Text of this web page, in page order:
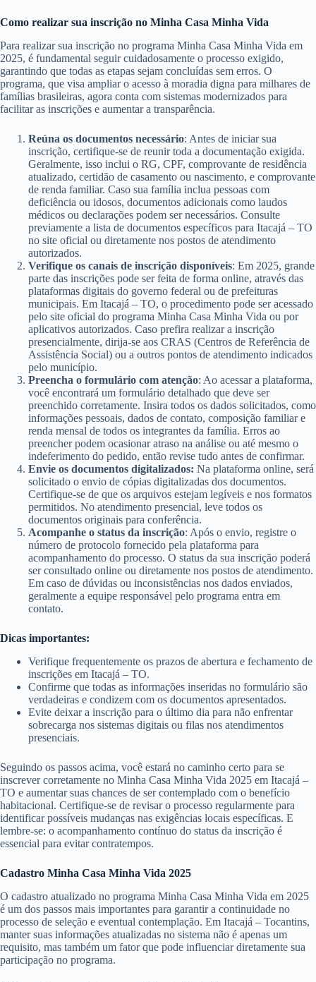
Como realizar sua inscrição no Minha Casa Minha Vida
Para realizar sua inscrição no programa Minha Casa Minha Vida em
2025, é fundamental seguir cuidadosamente o processo exigido,
garantindo que todas as etapas sejam concluídas sem erros. O
programa, que visa ampliar o acesso à moradia digna para milhares de
famílias brasileiras, agora conta com sistemas modernizados para
facilitar as inscrições e aumentar a transparência.
Reúna os documentos necessário: Antes de iniciar sua
inscrição, certifique-se de reunir toda a documentação exigida.
Geralmente, isso inclui o RG, CPF, comprovante de residência
atualizado, certidão de casamento ou nascimento, e comprovante
de renda familiar. Caso sua família inclua pessoas com
deficiência ou idosos, documentos adicionais como laudos
médicos ou declarações podem ser necessários. Consulte
previamente a lista de documentos específicos para Itacajá – TO
no site oficial ou diretamente nos postos de atendimento
autorizados.
Verifique os canais de inscrição disponíveis: Em 2025, grande
parte das inscrições pode ser feita de forma online, através das
plataformas digitais do governo federal ou de prefeituras
municipais. Em Itacajá – TO, o procedimento pode ser acessado
pelo site oficial do programa Minha Casa Minha Vida ou por
aplicativos autorizados. Caso prefira realizar a inscrição
presencialmente, dirija-se aos CRAS (Centros de Referência de
Assistência Social) ou a outros pontos de atendimento indicados
pelo município.
Preencha o formulário com atenção: Ao acessar a plataforma,
você encontrará um formulário detalhado que deve ser
preenchido corretamente. Insira todos os dados solicitados, como
informações pessoais, dados de contato, composição familiar e
renda mensal de todos os integrantes da família. Erros ao
preencher podem ocasionar atraso na análise ou até mesmo o
indeferimento do pedido, então revise tudo antes de confirmar.
Envie os documentos digitalizados: Na plataforma online, será
solicitado o envio de cópias digitalizadas dos documentos.
Certifique-se de que os arquivos estejam legíveis e nos formatos
permitidos. No atendimento presencial, leve todos os
documentos originais para conferência.
Acompanhe o status da inscrição: Após o envio, registre o
número de protocolo fornecido pela plataforma para
acompanhamento do processo. O status da sua inscrição poderá
ser consultado online ou diretamente nos postos de atendimento.
Em caso de dúvidas ou inconsistências nos dados enviados,
geralmente a equipe responsável pelo programa entra em
contato.
Dicas importantes:
Verifique frequentemente os prazos de abertura e fechamento de
inscrições em Itacajá – TO.
Confirme que todas as informações inseridas no formulário são
verdadeiras e condizem com os documentos apresentados.
Evite deixar a inscrição para o último dia para não enfrentar
sobrecarga nos sistemas digitais ou filas nos atendimentos
presenciais.
Seguindo os passos acima, você estará no caminho certo para se
inscrever corretamente no Minha Casa Minha Vida 2025 em Itacajá –
TO e aumentar suas chances de ser contemplado com o benefício
habitacional. Certifique-se de revisar o processo regularmente para
identificar possíveis mudanças nas exigências locais específicas. E
lembre-se: o acompanhamento contínuo do status da inscrição é
essencial para evitar contratempos.
Cadastro Minha Casa Minha Vida 2025
O cadastro atualizado no programa Minha Casa Minha Vida em 2025
é um dos passos mais importantes para garantir a continuidade no
processo de seleção e eventual contemplação. Em Itacajá – Tocantins,
manter suas informações atualizadas no sistema não é apenas um
requisito, mas também um fator que pode influenciar diretamente sua
participação no programa.